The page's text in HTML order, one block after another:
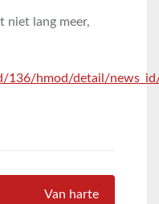
niet lang meer,
136/hmod/detail/
Van harte